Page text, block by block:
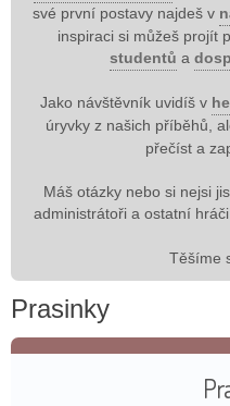
své první postavy najdeš v
inspiraci si můžeš projít
studentů a
Jako návštěvník uvidíš v
úryvky z našich příběhů,
přečíst a
Máš otázky nebo si nejsi
administrátoři a ostatní
Těšíme
Prasinky